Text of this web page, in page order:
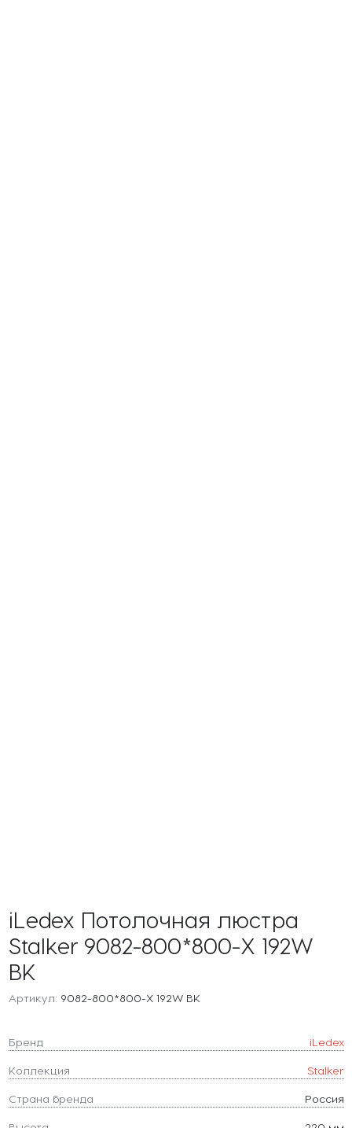
iLedex Потолочная люстра
Stalker 9082-800*800-X 192W
BK
Артикул: 9082-800*800-X 192W BK
Бренд iLedex
Коллекция Stalker
Страна бренда Россия